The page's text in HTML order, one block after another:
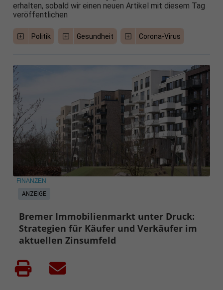
erhalten, sobald wir einen neuen Artikel mit diesem Tag
veröffentlichen
Politik Gesundheit Corona-Virus
ANZEIGE
FINANZEN
Bremer Immobilienmarkt unter Druck:
Strategien für Käufer und Verkäufer im
aktuellen Zinsumfeld